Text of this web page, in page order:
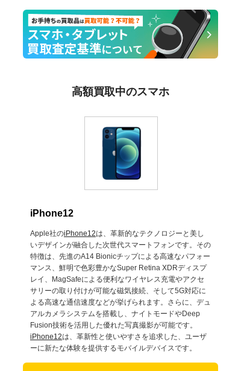
高額買取中のスマホ
iPhone12
Apple社のiPhone12は、革新的なテクノロジーと美し
いデザインが融合した次世代スマートフォンです。その
特徴は、先進のA14 Bionicチップによる高速なパフォー
マンス、鮮明で色彩豊かなSuper Retina XDRディスプ
レイ、MagSafeによる便利なワイヤレス充電やアクセ
サリーの取り付けが可能な磁気接続、そして5G対応に
よる高速な通信速度などが挙げられます。さらに、デュ
アルカメラシステムを搭載し、ナイトモードやDeep
Fusion技術を活用した優れた写真撮影が可能です。
iPhone12は、革新性と使いやすさを追求した、ユーザ
ーに新たな体験を提供するモバイルデバイスです。